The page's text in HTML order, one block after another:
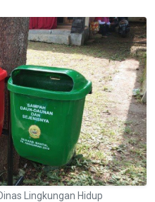
Lingkungan Hidup